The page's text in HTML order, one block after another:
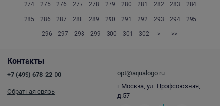
274 275 276 277 278 279 280 281 282 283 284
285 286 287 288 289 290 291 292 293 294 295
296 297 298 299 300 301 302 > >>
Контакты
+7 (499) 678-22-00
Обратная связь
opt@aqualogo.ru
г.Москва, ул. Профсоюзная,
д.57